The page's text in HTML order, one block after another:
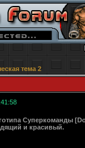
тема 2
Суперкоманды
и красивый.